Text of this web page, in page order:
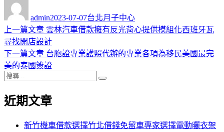
admin佈
日
期:
2023-07-07類
台北月子中心
文
章
導
覽
上一篇文章 上
一
篇
文
雲林汽車借款擁有反光背心提供模組化西班牙瓦
尋找開店設計
下一篇文章 下
一
章:
台胞證專業護照代辦的專業各項為移民美國最完
美的泰國簽證
搜
關
近期文章
新竹機車借款選擇竹北借錢免留車專家選擇電動曬衣架